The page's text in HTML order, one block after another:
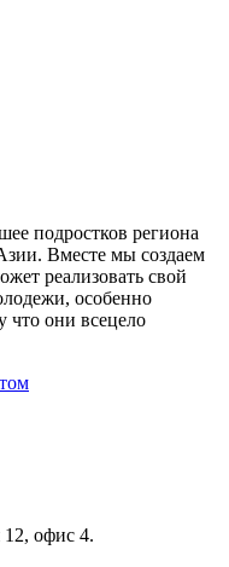
подростков региона
Вместе мы создаем
реализовать свой
особенно
что они всецело
12, офис 4.